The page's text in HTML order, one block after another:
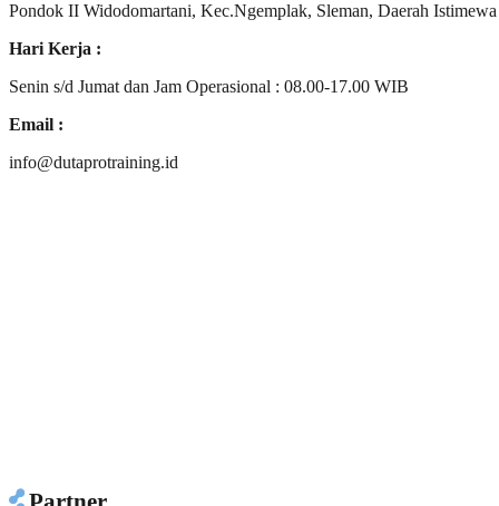
Pondok II Widodomartani, Kec.Ngemplak, Sleman, Daerah
Hari Kerja :
Senin s/d Jumat dan Jam Operasional : 08.00-17.00 WIB
Email :
info@dutaprotraining.id